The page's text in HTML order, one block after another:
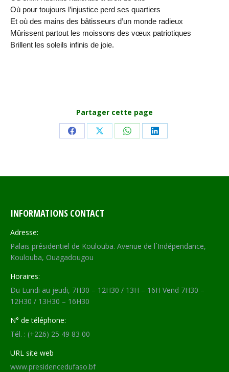
Où pour toujours l’injustice perd ses quartiers
Et où des mains des bâtisseurs d’un monde radieux
Mûrissent partout les moissons des vœux patriotiques
Brillent les soleils infinis de joie.
Partager cette page
Share Share Share Share
INFORMATIONS CONTACT
Adresse:
Palais présidentiel de Koulouba. Avenue de l´Indépendance,
Koulouba, Ouagadougou
Horaires:
Du Lundi au jeudi, 7H30 – 12H30 / 13H – 16H Vend 7H30 –
12H30 / 13H30 – 16H30
N° de téléphone:
Tél. : (+226) 25 49 83 00
URL site web
www.presidencedufaso.bf